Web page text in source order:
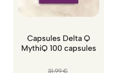
Capsules Delta Q
MythiQ 100 capsules
31,99 €